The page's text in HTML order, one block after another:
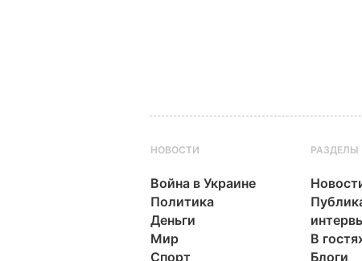
НОВОСТИ
Война в Украине
Политика
Деньги
Мир
Спорт
РАЗДЕЛЫ
В
Блоги